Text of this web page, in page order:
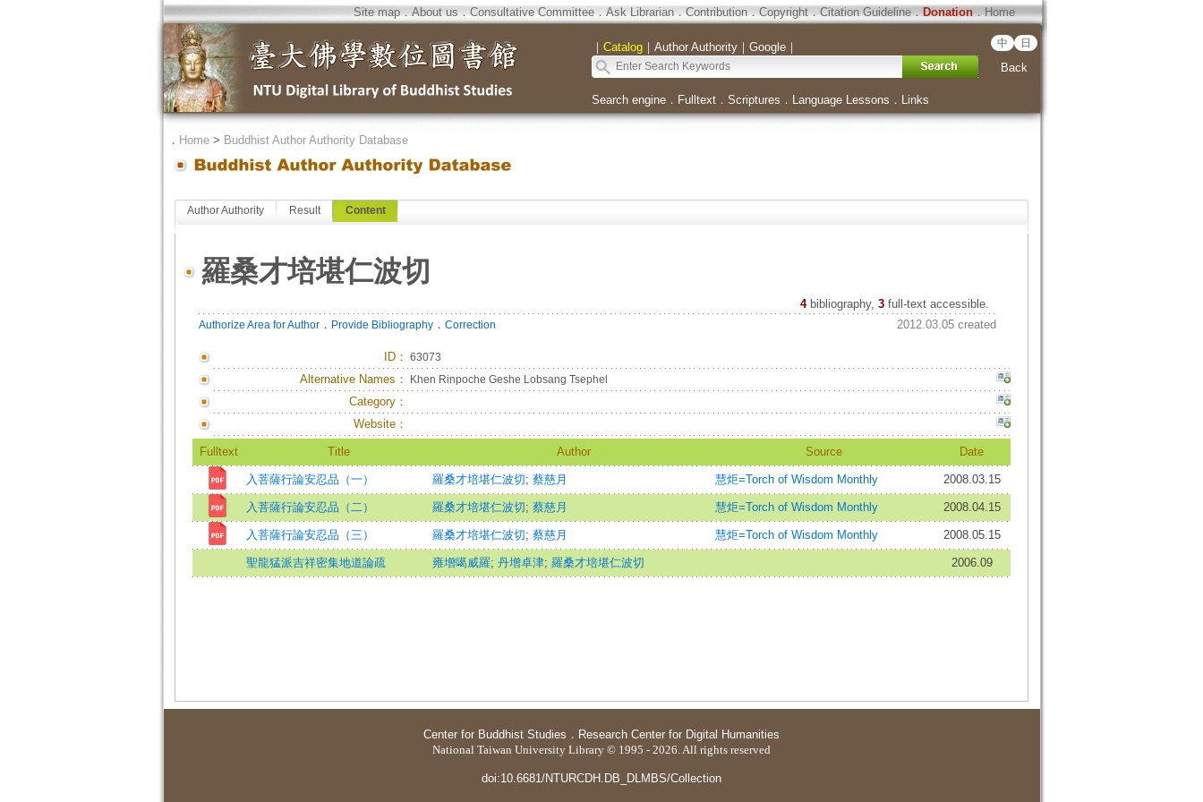
Site map．About us．Consultative Committee．Ask Librarian．Contribution．Copyright．Citation Guideline．Donation．Home
｜ Catalog｜ Author Authority｜ Google｜ 中 日
Back
Search engine． Fulltext． Scriptures ． Language Lessons ． Links
． Home> Buddhist Author Authority Database
Author Authority Result Content
羅桑才培堪仁波切
4 bibliography, 3full-text accessible.
Authorize Area for Author． Provide Bibliography． Correction 2012.03.05 created
ID： 63073
Alternative Names： Khen Rinpoche Geshe Lobsang Tsephel
Category：
Website：
Fulltext Title Author Source Date
入菩薩行論安忍品（一） 羅桑才培堪仁波切; 蔡慈月 慧炬=Torch of Wisdom Monthly 2008.03.15
入菩薩行論安忍品（二） 羅桑才培堪仁波切; 蔡慈月 慧炬=Torch of Wisdom Monthly 2008.04.15
入菩薩行論安忍品（三） 羅桑才培堪仁波切; 蔡慈月 慧炬=Torch of Wisdom Monthly 2008.05.15
聖龍猛派吉祥密集地道論疏 雍增噶威羅; 丹增卓津; 羅桑才培堪仁波切 2006.09
Center for Buddhist Studies ． Research Center for Digital Humanities
National Taiwan University Library © 1995 - 2026. All rights reserved
doi:10.6681/NTURCDH.DB_DLMBS/Collection